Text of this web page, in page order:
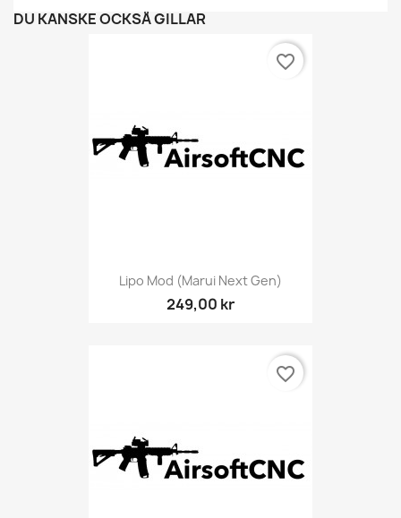
DU KANSKE OCKSÅ GILLAR
Lipo Mod (Marui Next Gen)
249,00 kr
favorite_border
favorite_border